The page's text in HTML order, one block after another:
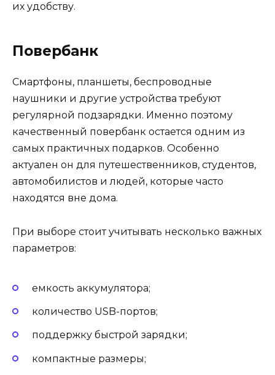
их удобству.
Повербанк
Смартфоны, планшеты, беспроводные
наушники и другие устройства требуют
регулярной подзарядки. Именно поэтому
качественный повербанк остается одним из
самых практичных подарков. Особенно
актуален он для путешественников, студентов,
автомобилистов и людей, которые часто
находятся вне дома.
При выборе стоит учитывать несколько важных
параметров:
емкость аккумулятора;
количество USB-портов;
поддержку быстрой зарядки;
компактные размеры;